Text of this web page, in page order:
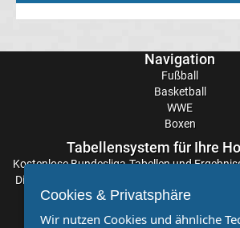
Ergebnisse
Fußball
Navigation
Fußball
Basketball
WWE
Boxen
Tabellensystem für Ihre
KostenloseBundesliga-Tabellenund
Die Aktualisierung der Ergebnisse erfolgt
Sie stets auf dem Laufenden sind.
Cookies & Privatsphäre
Wir nutzen Cookies und ähnliche